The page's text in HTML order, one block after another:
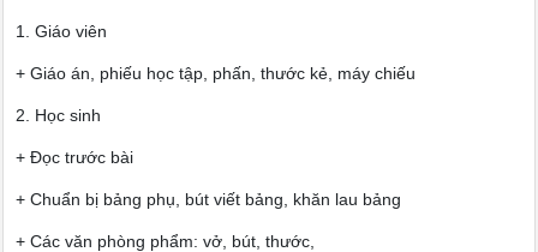
1. Giáo viên
+ Giáo án, phiếu học tập, phấn, thước kẻ, máy chiếu
2. Học sinh
+ Đọc trước bài
+ Chuẩn bị bảng phụ, bút viết bảng, khăn lau bảng
+ Các văn phòng phẩm: vở, bút, thước,